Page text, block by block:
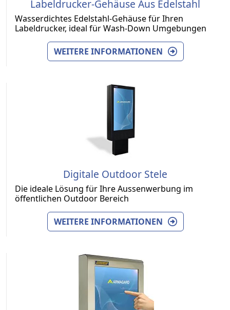
Labeldrucker-Gehäuse Aus Edelstahl
Wasserdichtes Edelstahl-Gehäuse für Ihren
Labeldrucker, ideal für Wash-Down Umgebungen
WEITERE INFORMATIONEN
Digitale Outdoor Stele
Die ideale Lösung für Ihre Aussenwerbung im
öffentlichen Outdoor Bereich
WEITERE INFORMATIONEN